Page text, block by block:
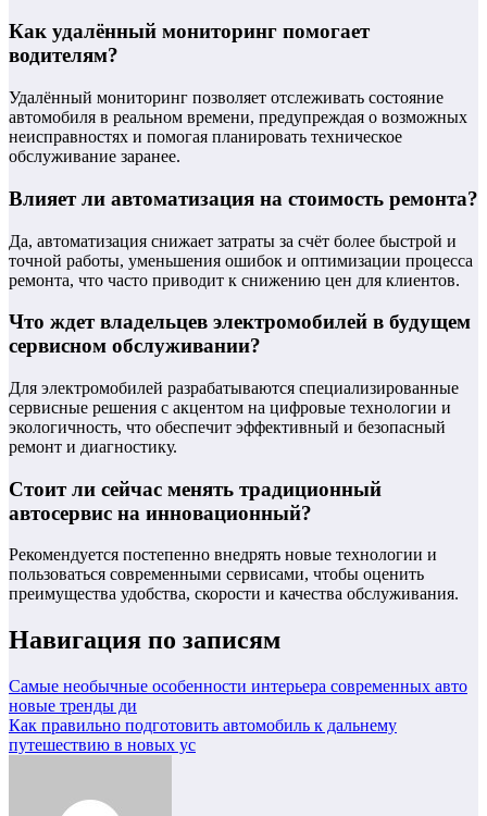
Как удалённый мониторинг помогает
водителям?
Удалённый мониторинг позволяет отслеживать состояние
автомобиля в реальном времени, предупреждая о возможных
неисправностях и помогая планировать техническое
обслуживание заранее.
Влияет ли автоматизация на стоимость ремонта?
Да, автоматизация снижает затраты за счёт более быстрой и
точной работы, уменьшения ошибок и оптимизации процесса
ремонта, что часто приводит к снижению цен для клиентов.
Что ждет владельцев электромобилей в будущем
сервисном обслуживании?
Для электромобилей разрабатываются специализированные
сервисные решения с акцентом на цифровые технологии и
экологичность, что обеспечит эффективный и безопасный
ремонт и диагностику.
Стоит ли сейчас менять традиционный
автосервис на инновационный?
Рекомендуется постепенно внедрять новые технологии и
пользоваться современными сервисами, чтобы оценить
преимущества удобства, скорости и качества обслуживания.
Навигация по записям
Самые необычные особенности интерьера современных авто
новые тренды ди
Как правильно подготовить автомобиль к дальнему
путешествию в новых ус